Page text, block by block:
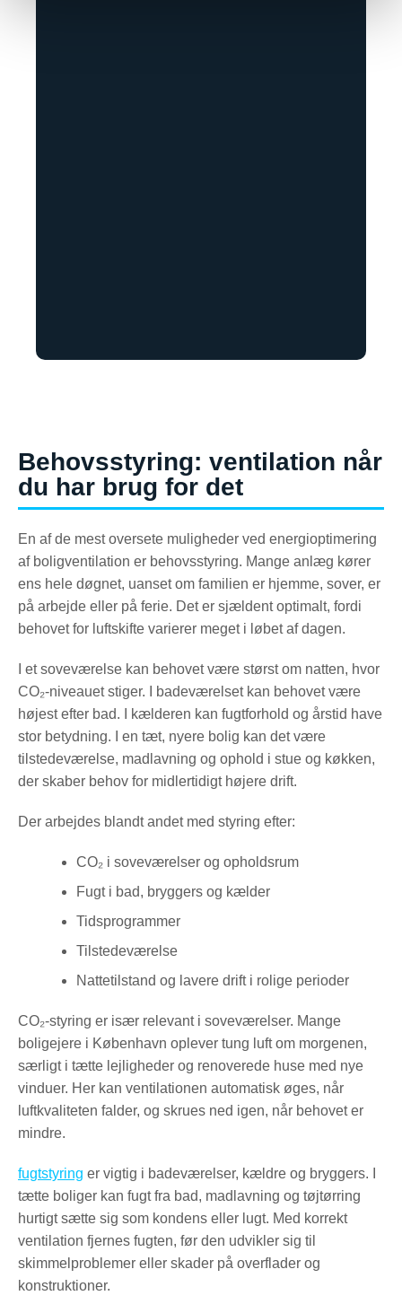
Behovsstyring: ventilation når
du har brug for det
En af de mest oversete muligheder ved energioptimering
af boligventilation er behovsstyring. Mange anlæg kører
ens hele døgnet, uanset om familien er hjemme, sover, er
på arbejde eller på ferie. Det er sjældent optimalt, fordi
behovet for luftskifte varierer meget i løbet af dagen.
I et soveværelse kan behovet være størst om natten, hvor
CO₂-niveauet stiger. I badeværelset kan behovet være
højest efter bad. I kælderen kan fugtforhold og årstid have
stor betydning. I en tæt, nyere bolig kan det være
tilstedeværelse, madlavning og ophold i stue og køkken,
der skaber behov for midlertidigt højere drift.
Der arbejdes blandt andet med styring efter:
CO₂ i soveværelser og opholdsrum
Fugt i bad, bryggers og kælder
Tidsprogrammer
Tilstedeværelse
Nattetilstand og lavere drift i rolige perioder
CO₂-styring er især relevant i soveværelser. Mange
boligejere i København oplever tung luft om morgenen,
særligt i tætte lejligheder og renoverede huse med nye
vinduer. Her kan ventilationen automatisk øges, når
luftkvaliteten falder, og skrues ned igen, når behovet er
mindre.
fugtstyring er vigtig i badeværelser, kældre og bryggers. I
tætte boliger kan fugt fra bad, madlavning og tøjtørring
hurtigt sætte sig som kondens eller lugt. Med korrekt
ventilation fjernes fugten, før den udvikler sig til
skimmelproblemer eller skader på overflader og
konstruktioner.